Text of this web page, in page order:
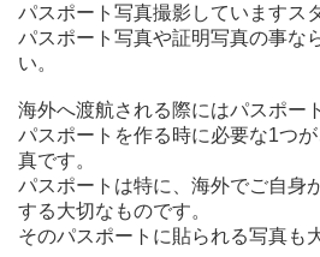
パスポート写真撮影していますス
パスポート写真や証明写真の事な
い。
海外へ渡航される際にはパスポー
パスポートを作る時に必要な1つ
真です。
パスポートは特に、海外でご自身
する大切なものです。
そのパスポートに貼られる写真も